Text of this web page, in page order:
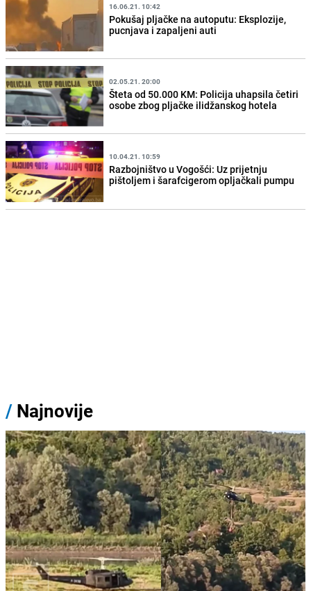
16.06.21. 10:42
Pokušaj pljačke na autoputu: Eksplozije,
pucnjava i zapaljeni auti
02.05.21. 20:00
Šteta od 50.000 KM: Policija uhapsila četiri
osobe zbog pljačke ilidžanskog hotela
10.04.21. 10:59
Razbojništvo u Vogošći: Uz prijetnju
pištoljem i šarafcigerom opljačkali pumpu
/ Najnovije